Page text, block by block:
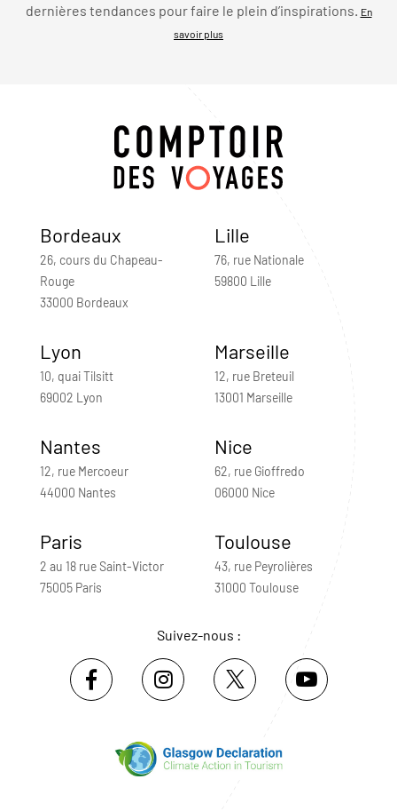
dernières tendances pour faire le plein d’inspirations. En
savoir plus
Bordeaux
26, cours du Chapeau-
Rouge
33000 Bordeaux
Lille
76, rue Nationale
59800 Lille
Lyon
10, quai Tilsitt
69002 Lyon
Marseille
12, rue Breteuil
13001 Marseille
Nantes
12, rue Mercoeur
44000 Nantes
Nice
62, rue Gioffredo
06000 Nice
Paris
2 au 18 rue Saint-Victor
75005 Paris
Toulouse
43, rue Peyrolières
31000 Toulouse
Suivez-nous :